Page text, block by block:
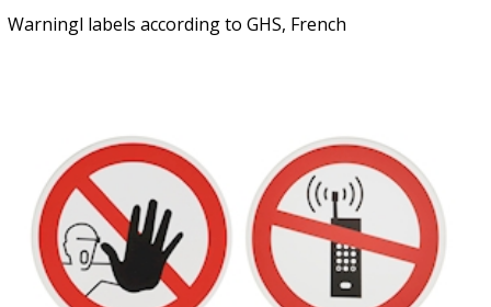
Warningl labels according to GHS, French